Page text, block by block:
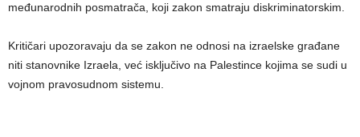
međunarodnih posmatrača, koji zakon smatraju diskriminatorskim.
Kritičari upozoravaju da se zakon ne odnosi na izraelske građane
niti stanovnike Izraela, već isključivo na Palestince kojima se sudi u
vojnom pravosudnom sistemu.